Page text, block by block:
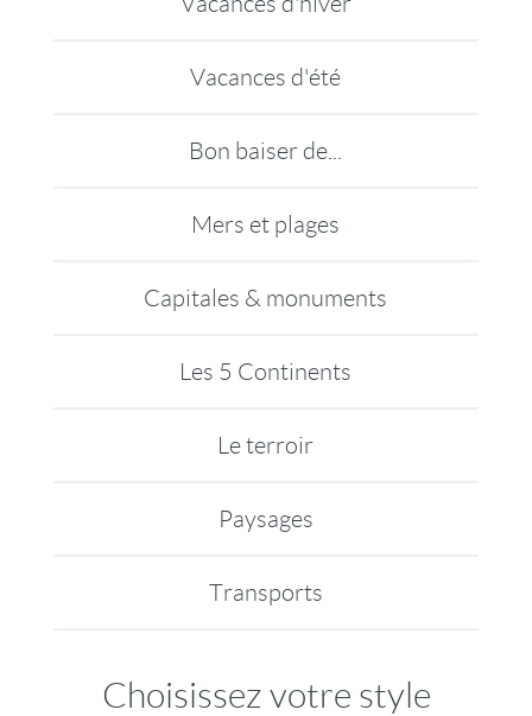
Vacances d'été
Bon baiser de...
Mers et plages
Capitales & monuments
Les 5 Continents
Le terroir
Paysages
Transports
Choisissez votre style